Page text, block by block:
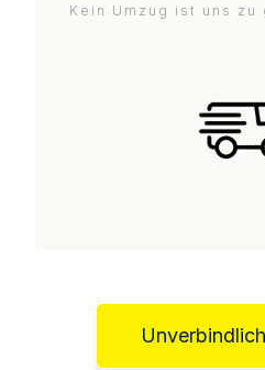
Kein Umzug ist uns zu